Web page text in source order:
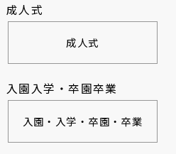
成人式
成人式
入園入学・卒園卒業
入園・入学・卒園・卒業